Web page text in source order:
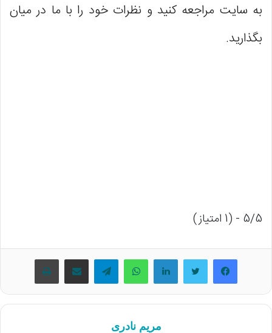
به سایت مراجعه کنید و نظرات خود را با ما در میان
بگذارید.
5/5 - (1 امتیاز)
فیسبوکتوییتر لینکداینواتس آپ تلگرام اشتراک گذاری با ایمیل چاپ
مریم نادری